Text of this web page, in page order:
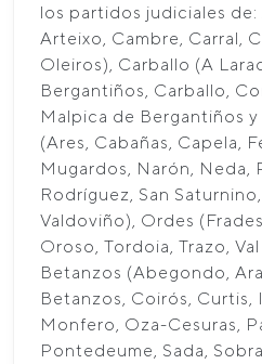
los partidos judiciales de:
Arteixo, Cambre, Carral,
Oleiros), Carballo (A
Bergantiños, Carballo,
Malpica de Bergantiños
(Ares, Cabañas, Capela,
Mugardos, Narón, Neda,
Rodríguez, San
Valdoviño), Ordes
Oroso, Tordoia, Trazo,
Betanzos (Abegondo,
Betanzos, Coirós, Curtis,
Monfero, Oza-Cesuras,
Pontedeume, Sada,